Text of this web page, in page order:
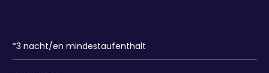
*3 nacht/en mindestaufenthalt